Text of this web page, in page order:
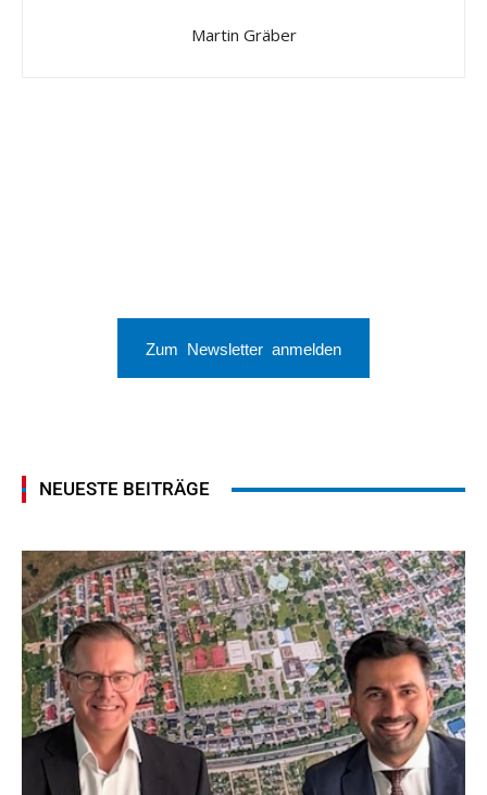
Martin Gräber
Zum Newsletter anmelden
NEUESTE BEITRÄGE